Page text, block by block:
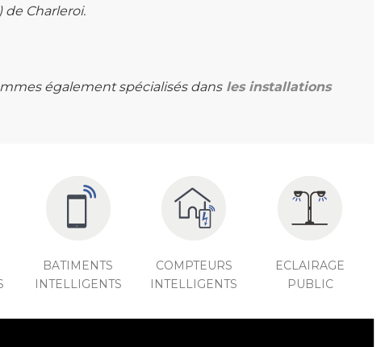
de Charleroi.
également spécialisés dans les installations
BATIMENTS
INTELLIGENTS
COMPTEURS
INTELLIGENTS
ECLAIRAGE
PUBLIC